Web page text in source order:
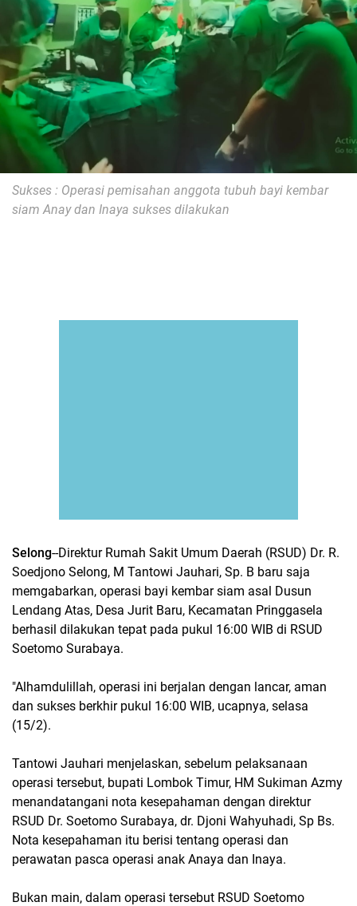
Sukses : Operasi pemisahan anggota tubuh bayi kembar
siam Anay dan Inaya sukses dilakukan
Selong--Direktur Rumah Sakit Umum Daerah (RSUD) Dr. R.
Soedjono Selong, M Tantowi Jauhari, Sp. B baru saja
memgabarkan, operasi bayi kembar siam asal Dusun
Lendang Atas, Desa Jurit Baru, Kecamatan Pringgasela
berhasil dilakukan tepat pada pukul 16:00 WIB di RSUD
Soetomo Surabaya.
"Alhamdulillah, operasi ini berjalan dengan lancar, aman
dan sukses berkhir pukul 16:00 WIB, ucapnya, selasa
(15/2).
Tantowi Jauhari menjelaskan, sebelum pelaksanaan
operasi tersebut, bupati Lombok Timur, HM Sukiman Azmy
menandatangani nota kesepahaman dengan direktur
RSUD Dr. Soetomo Surabaya, dr. Djoni Wahyuhadi, Sp Bs.
Nota kesepahaman itu berisi tentang operasi dan
perawatan pasca operasi anak Anaya dan Inaya.
Bukan main, dalam operasi tersebut RSUD Soetomo